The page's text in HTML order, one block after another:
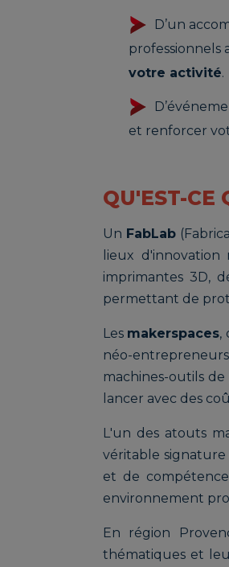
D’un
professionnels
votre activité.
et renforcer
QU'EST-CE
Un FabLab
lieux
imprimantes 3D,
permettant de
Les makerspaces,
néo-
machines-outils
lancer avec des
L'un des atouts
véritable signature
et de
environnement
En région
thématiques et